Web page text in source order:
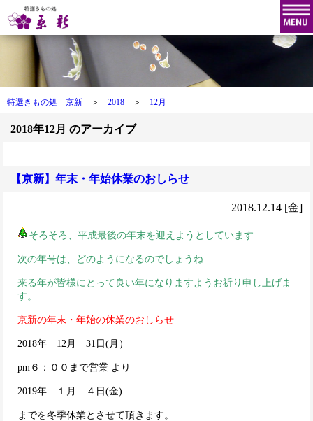
特選きもの処 京新 ＞ 2018 ＞ 12月
2018年12月 のアーカイブ
【京新】年末・年始休業のおしらせ
2018.12.14 [金]
そろそろ、平成最後の年末を迎えようとしています
次の年号は、どのようになるのでしょうね
来る年が皆様にとって良い年になりますようお祈り申し上げま
す 。
京新の年末・年始の休業のおしらせ
2018年 12月 31日(月）
pm６：００まで営業 より
2019年 １月 ４日(金)
までを冬季休業とさせて頂きます。